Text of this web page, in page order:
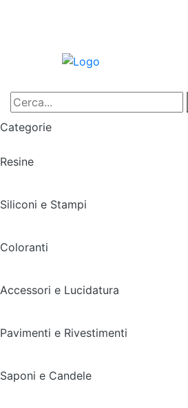
Categorie
Resine
Siliconi e Stampi
Coloranti
Accessori e Lucidatura
Pavimenti e Rivestimenti
Saponi e Candele